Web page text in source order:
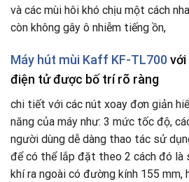
và các mùi hôi khó chịu một cách
còn không gây ô nhiễm tiếng ồn,
Máy hút mùi Kaff KF-TL700với
điện tử được bố trí rõ ràng
chi tiết với các nút xoay đơn giản
năng của máy như: 3 mức tốc độ,
người dùng dễ dàng thao tác sử
để có thể lắp đặt theo 2 cách đó là
khí ra ngoài có đường kính 155 mm,